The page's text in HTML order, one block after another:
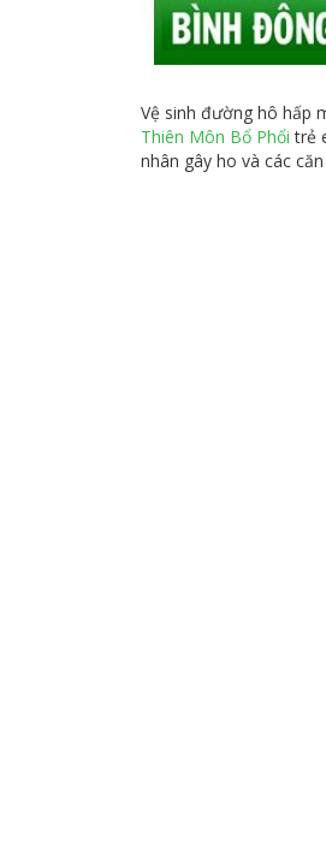
Vệ sinh đường hô hấp
Thiên Môn Bổ Phổi trẻ
nhân gây ho và các